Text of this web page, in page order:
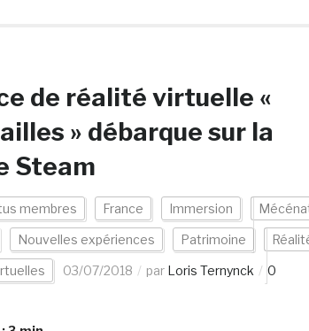
de réalité virtuelle «
» débarque sur la
Steam
membres France Immersion
Nouvelles expériences Patrimoine
03/07/2018 par Loris Ternynck
0